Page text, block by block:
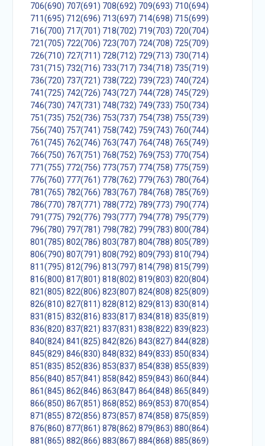
706(690) 707(691) 708(692) 709(693) 710(694)
711(695) 712(696) 713(697) 714(698) 715(699)
716(700) 717(701) 718(702) 719(703) 720(704)
721(705) 722(706) 723(707) 724(708) 725(709)
726(710) 727(711) 728(712) 729(713) 730(714)
731(715) 732(716) 733(717) 734(718) 735(719)
736(720) 737(721) 738(722) 739(723) 740(724)
741(725) 742(726) 743(727) 744(728) 745(729)
746(730) 747(731) 748(732) 749(733) 750(734)
751(735) 752(736) 753(737) 754(738) 755(739)
756(740) 757(741) 758(742) 759(743) 760(744)
761(745) 762(746) 763(747) 764(748) 765(749)
766(750) 767(751) 768(752) 769(753) 770(754)
771(755) 772(756) 773(757) 774(758) 775(759)
776(760) 777(761) 778(762) 779(763) 780(764)
781(765) 782(766) 783(767) 784(768) 785(769)
786(770) 787(771) 788(772) 789(773) 790(774)
791(775) 792(776) 793(777) 794(778) 795(779)
796(780) 797(781) 798(782) 799(783) 800(784)
801(785) 802(786) 803(787) 804(788) 805(789)
806(790) 807(791) 808(792) 809(793) 810(794)
811(795) 812(796) 813(797) 814(798) 815(799)
816(800) 817(801) 818(802) 819(803) 820(804)
821(805) 822(806) 823(807) 824(808) 825(809)
826(810) 827(811) 828(812) 829(813) 830(814)
831(815) 832(816) 833(817) 834(818) 835(819)
836(820) 837(821) 837(831) 838(822) 839(823)
840(824) 841(825) 842(826) 843(827) 844(828)
845(829) 846(830) 848(832) 849(833) 850(834)
851(835) 852(836) 853(837) 854(838) 855(839)
856(840) 857(841) 858(842) 859(843) 860(844)
861(845) 862(846) 863(847) 864(848) 865(849)
866(850) 867(851) 868(852) 869(853) 870(854)
871(855) 872(856) 873(857) 874(858) 875(859)
876(860) 877(861) 878(862) 879(863) 880(864)
881(865) 882(866) 883(867) 884(868) 885(869)